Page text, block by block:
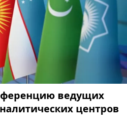
ведущих
центров